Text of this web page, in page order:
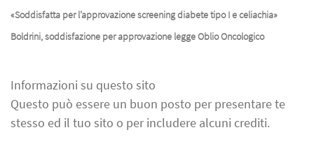
«Soddisfatta per l’approvazione screening diabete tipo I e celiachia»
Boldrini, soddisfazione per approvazione legge Oblio Oncologico
Informazioni su questo sito
Questo può essere un buon posto per presentare te
stesso ed il tuo sito o per includere alcuni crediti.